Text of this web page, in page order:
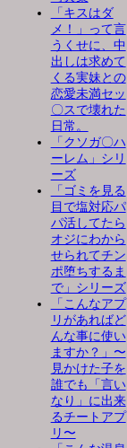
「キスはダ
メ！」って言
うくせに、中
出しは求めて
くる実妹との
恋愛未満セッ
〇スで壊れた
日常。
「クソガ〇ハ
ーレム」シリ
ーズ
「ゴミを見る
目で塩対応パ
パ活してたら
オジにわから
せられてチン
ポ堕ちするま
で」シリーズ
「こんなアプ
リがあればど
んな事に使い
ますか？」〜
見かけた子を
誰でも「言い
なり」に出来
るチートアプ
リ〜